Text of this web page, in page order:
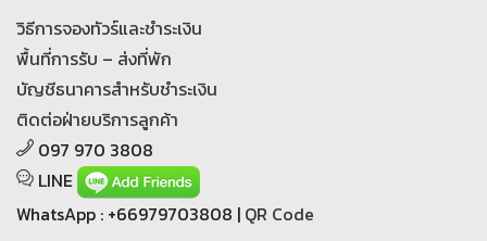
วิธีการจองทัวร์และชำระเงิน
พื้นที่การรับ – ส่งที่พัก
บัญชีธนาคารสำหรับชำระเงิน
ติดต่อฝ่ายบริการลูกค้า
097 970 3808
LINE
WhatsApp : +66979703808 | QR Code